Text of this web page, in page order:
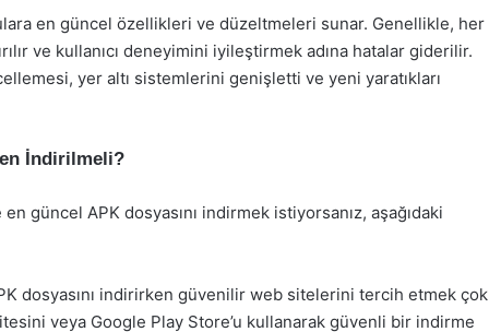
en güncel özellikleri ve düzeltmeleri sunar. Genellikle, her
ve kullanıcı deneyimini iyileştirmek adına hatalar giderilir.
yer altı sistemlerini genişletti ve yeni yaratıkları
İndirilmeli?
güncel APK dosyasını indirmek istiyorsanız, aşağıdaki
dosyasını indirirken güvenilir web sitelerini tercih etmek çok
veya Google Play Store’u kullanarak güvenli bir indirme